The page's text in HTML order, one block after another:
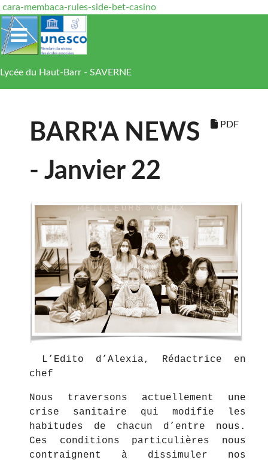
cara-membaca-rules-side-bet-casino
Lycée du Haut-Barr - SAVERNE
PDF
BARR'A NEWS
- Janvier 22
L’Edito d’Alexia, Rédactrice en
chef
Nous traversons actuellement une
crise sanitaire qui modifie les
habitudes de chacun d’entre nous.
Ces conditions particulières nous
contraignent à dissimuler nos